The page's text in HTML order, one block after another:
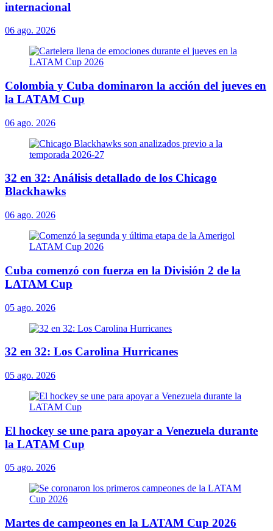
internacional
06 ago. 2026
Colombia y Cuba dominaron la acción del jueves en
la LATAM Cup
06 ago. 2026
32 en 32: Análisis detallado de los Chicago
Blackhawks
06 ago. 2026
Cuba comenzó con fuerza en la División 2 de la
LATAM Cup
05 ago. 2026
32 en 32: Los Carolina Hurricanes
05 ago. 2026
El hockey se une para apoyar a Venezuela durante
la LATAM Cup
05 ago. 2026
Martes de campeones en la LATAM Cup 2026